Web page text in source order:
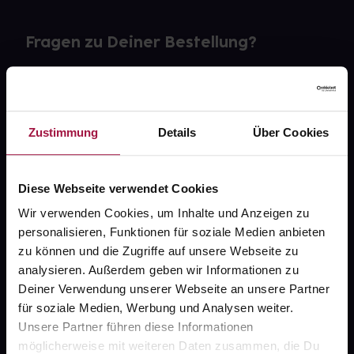
Zustimmung Details Über Cookies
Diese Webseite verwendet Cookies
Wir verwenden Cookies, um Inhalte und Anzeigen zu
personalisieren, Funktionen für soziale Medien anbieten
zu können und die Zugriffe auf unsere Webseite zu
analysieren. Außerdem geben wir Informationen zu
Deiner Verwendung unserer Webseite an unsere Partner
für soziale Medien, Werbung und Analysen weiter.
Unsere Partner führen diese Informationen
möglicherweise mit weiteren Daten zusammen, die Du
Fragen zu Deiner Bestellung?
gesund.de
Über uns
Karriere
Newsletter